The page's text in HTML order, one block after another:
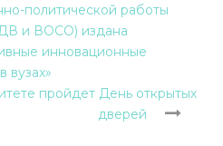
политической работы
и ВОСО) издана
инновационные
вузах»
пройдет День открытых
дверей